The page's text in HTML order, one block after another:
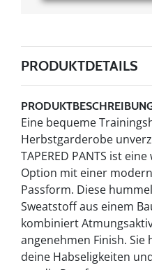
PRODUKTDETAILS
Eine bequeme
Herbstgarderobe
TAPERED PANTS ist
Option mit einer
Passform. Diese
Sweatstoff aus einem
kombiniert
angenehmen Finish.
deine Habseligkeiten